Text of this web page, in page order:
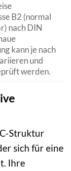
B2 (normal
nach DIN
kann je nach
und
werden.
Struktur
sich für eine
Ihre